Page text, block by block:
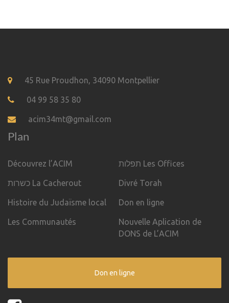
45 Rue Proudhon, 34090 Montpellier
04 99 58 35 80
acim34mt@gmail.com
Plan
Découvrez l’ACIM
כשרות La Cacherout
Histoire du Judaïsme local
Les Communautés
תפלות Les Offices
Divré Torah
Don en ligne
Nouvelle Aplication de
DONS de L’ACIM
Don en ligne